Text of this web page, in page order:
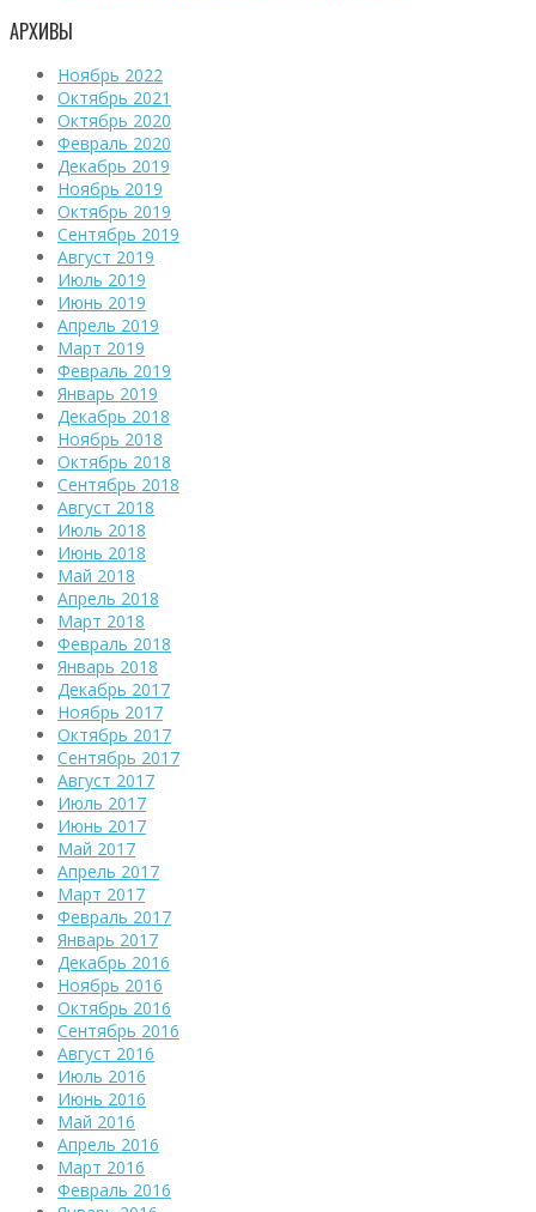
АРХИВЫ
Ноябрь 2022
Октябрь 2021
Октябрь 2020
Февраль 2020
Декабрь 2019
Ноябрь 2019
Октябрь 2019
Сентябрь 2019
Август 2019
Июль 2019
Июнь 2019
Апрель 2019
Март 2019
Февраль 2019
Январь 2019
Декабрь 2018
Ноябрь 2018
Октябрь 2018
Сентябрь 2018
Август 2018
Июль 2018
Июнь 2018
Май 2018
Апрель 2018
Март 2018
Февраль 2018
Январь 2018
Декабрь 2017
Ноябрь 2017
Октябрь 2017
Сентябрь 2017
Август 2017
Июль 2017
Июнь 2017
Май 2017
Апрель 2017
Март 2017
Февраль 2017
Январь 2017
Декабрь 2016
Ноябрь 2016
Октябрь 2016
Сентябрь 2016
Август 2016
Июль 2016
Июнь 2016
Май 2016
Апрель 2016
Март 2016
Февраль 2016